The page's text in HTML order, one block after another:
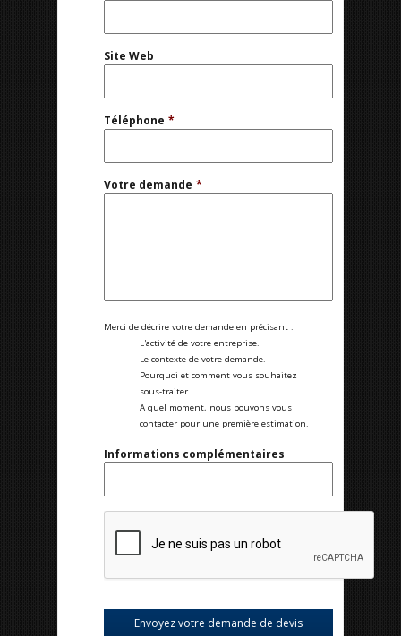
Site Web
Téléphone *
Votre demande *
Merci de décrire votre demande en précisant :
L'activité de votre entreprise.
Le contexte de votre demande.
Pourquoi et comment vous souhaitez
sous-traiter.
A quel moment, nous pouvons vous
contacter pour une première estimation.
Informations complémentaires